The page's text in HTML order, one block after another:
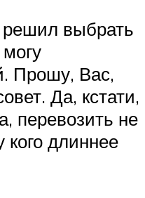
выбрать
Прошу, Вас,
Да, кстати,
перевозить не
кого длиннее